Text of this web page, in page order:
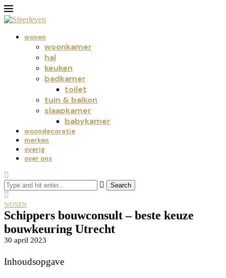
wonen
woonkamer
hal
keuken
badkamer
toilet
tuin & balkon
slaapkamer
babykamer
woondecoratie
merken
overig
over ons
Search
WONEN
Schippers bouwconsult – beste keuze
bouwkeuring Utrecht
30 april 2023
Inhoudsopgave